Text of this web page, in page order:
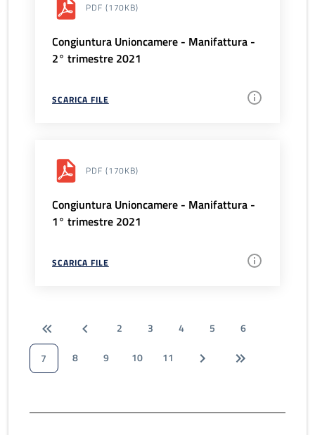
PDF (170KB)
Congiuntura Unioncamere - Manifattura -
2° trimestre 2021
SCARICA FILE
PDF (170KB)
Congiuntura Unioncamere - Manifattura -
1° trimestre 2021
SCARICA FILE
2 3 4 5
6
7
8 9 10 11